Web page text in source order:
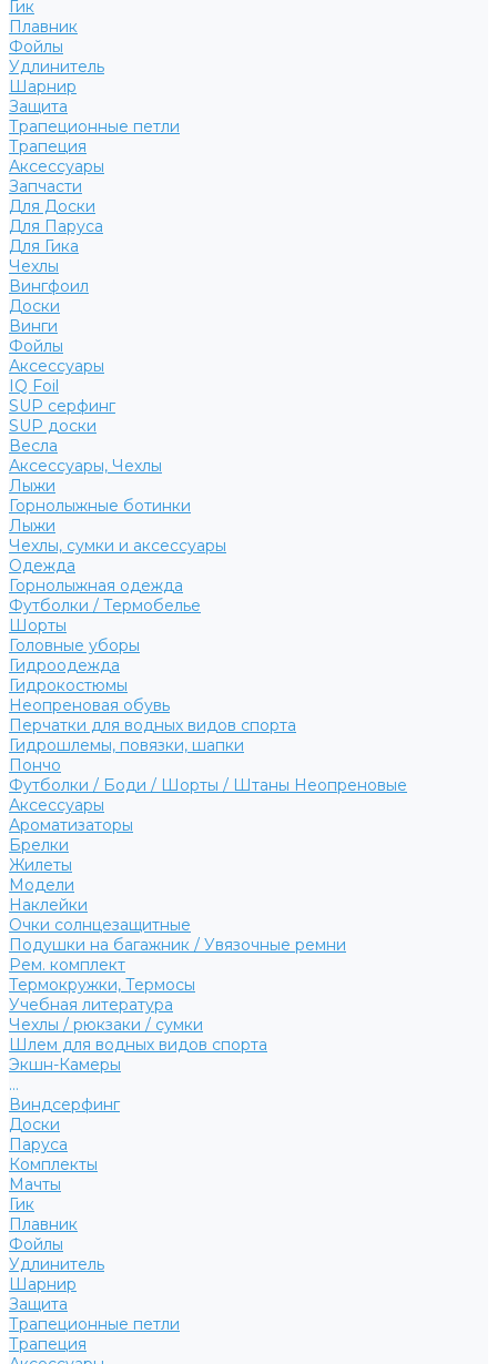
Гик
Плавник
Фойлы
Удлинитель
Шарнир
Защита
Трапеционные петли
Трапеция
Аксессуары
Запчасти
Для Доски
Для Паруса
Для Гика
Чехлы
Вингфоил
Доски
Винги
Фойлы
Аксессуары
IQ Foil
SUP серфинг
SUP доски
Весла
Аксессуары, Чехлы
Лыжи
Горнолыжные ботинки
Лыжи
Чехлы, сумки и аксессуары
Одежда
Горнолыжная одежда
Футболки / Термобелье
Шорты
Головные уборы
Гидроодежда
Гидрокостюмы
Неопреновая обувь
Перчатки для водных видов спорта
Гидрошлемы, повязки, шапки
Пончо
Футболки / Боди / Шорты / Штаны Неопреновые
Аксессуары
Ароматизаторы
Брелки
Жилеты
Модели
Наклейки
Очки солнцезащитные
Подушки на багажник / Увязочные ремни
Рем. комплект
Термокружки, Термосы
Учебная литература
Чехлы / рюкзаки / сумки
Шлем для водных видов спорта
Экшн-Камеры
...
Виндсерфинг
Доски
Паруса
Комплекты
Мачты
Гик
Плавник
Фойлы
Удлинитель
Шарнир
Защита
Трапеционные петли
Трапеция